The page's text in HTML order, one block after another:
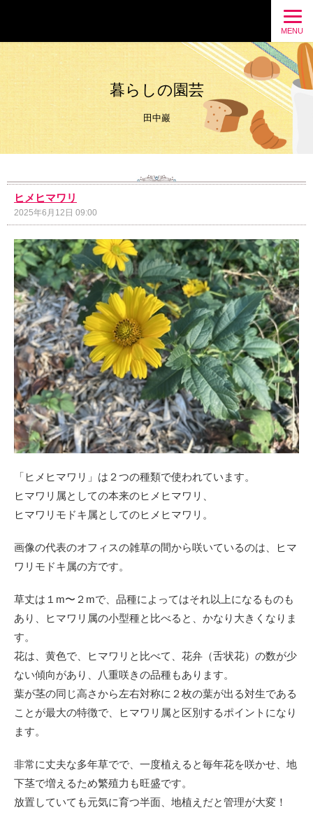
MENU
暮らしの園芸
田中巖
ヒメヒマワリ
2025年6月12日 09:00
「ヒメヒマワリ」は２つの種類で使われています。
ヒマワリ属としての本来のヒメヒマワリ、
ヒマワリモドキ属としてのヒメヒマワリ。
画像の代表のオフィスの雑草の間から咲いているのは、ヒマ
ワリモドキ属の方です。
草丈は１m〜２mで、品種によってはそれ以上になるものも
あり、ヒマワリ属の小型種と比べると、かなり大きくなりま
す。
花は、黄色で、ヒマワリと比べて、花弁（舌状花）の数が少
ない傾向があり、八重咲きの品種もあります。
葉が茎の同じ高さから左右対称に２枚の葉が出る対生である
ことが最大の特徴で、ヒマワリ属と区別するポイントになり
ます。
非常に丈夫な多年草でで、一度植えると毎年花を咲かせ、地
下茎で増えるため繁殖力も旺盛です。
放置していても元気に育つ半面、地植えだと管理が大変！